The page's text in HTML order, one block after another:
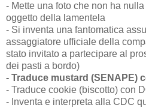
- Mette una foto che non ha
oggetto della lamentela
- Si inventa una fantomatica
assaggiatore ufficiale della
stato invitato a partecipare al
dei pasti a bordo)
- Traduce mustard (SENAPE)
- Traduce cookie (biscotto) con
- Inventa e interpreta alla CDC